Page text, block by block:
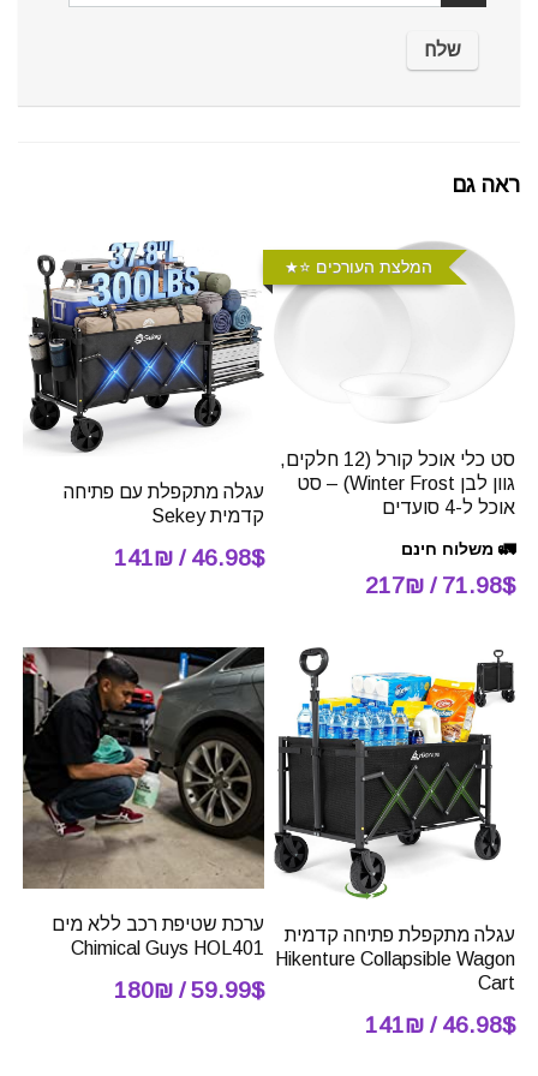
ראה גם
המלצת העורכים ⭐️
סט כלי אוכל קורל (12 חלקים,
גוון לבן Winter Frost) – סט
אוכל ל-4 סועדים
🚛 משלוח חינם
71.98$ / 217₪
עגלה מתקפלת עם פתיחה
קדמית Sekey
46.98$ / 141₪
עגלה מתקפלת פתיחה קדמית
Hikenture Collapsible Wagon
Cart
46.98$ / 141₪
ערכת שטיפת רכב ללא מים
Chimical Guys HOL401
59.99$ / 180₪